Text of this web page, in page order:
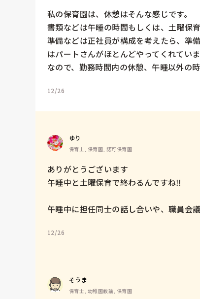
私の保育園は、休憩はそんな感じです。
書類などは午睡の時間もしくは、土曜保
準備などは正社員が構成を考えたら、準
はパートさんがほとんどやってくれていま
なので、勤務時間内の休憩、午睡以外の
12/26
ゆり
保育士, 保育園, 認可保育園
ありがとうございます
午睡中と土曜保育で終わるんですね‼️
午睡中に担任同士の話し合いや、職員会
12/26
そうま
保育士, 幼稚園教諭, 保育園